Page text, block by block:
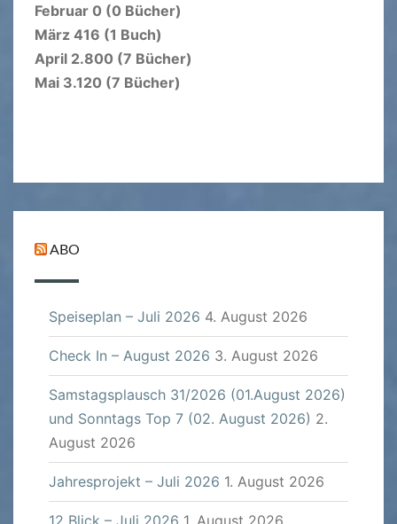
Februar 0 (0 Bücher)
März 416 (1 Buch)
April 2.800 (7 Bücher)
Mai 3.120 (7 Bücher)
ABO
Speiseplan – Juli 2026 4. August 2026
Check In – August 2026 3. August 2026
Samstagsplausch 31/2026 (01.August 2026)
und Sonntags Top 7 (02. August 2026) 2.
August 2026
Jahresprojekt – Juli 2026 1. August 2026
12 Blick – Juli 2026 1. August 2026